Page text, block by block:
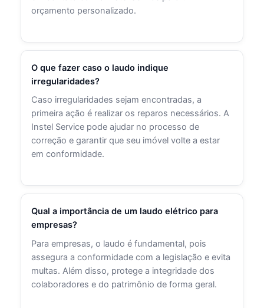
orçamento personalizado.
O que fazer caso o laudo indique
irregularidades?
Caso irregularidades sejam encontradas, a
primeira ação é realizar os reparos necessários. A
Instel Service pode ajudar no processo de
correção e garantir que seu imóvel volte a estar
em conformidade.
Qual a importância de um laudo elétrico para
empresas?
Para empresas, o laudo é fundamental, pois
assegura a conformidade com a legislação e evita
multas. Além disso, protege a integridade dos
colaboradores e do patrimônio de forma geral.